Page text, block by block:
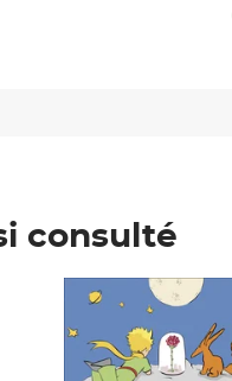
consulté
Prix 7,50€